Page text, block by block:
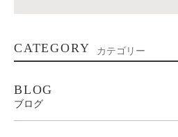
CATEGORY カテゴリー
BLOG
ブログ